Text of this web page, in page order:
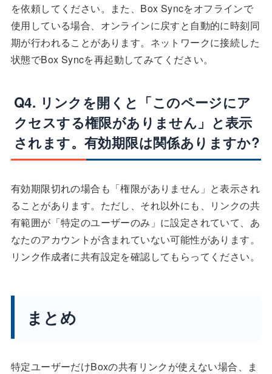
を依頼してください。また、Box Syncをオフラインで
使用している場合、オンラインに戻すと自動的に時刻同
期が行われることがあります。ネットワークに接続した
状態でBox Syncを再起動してみてください。
Q4. リンクを開くと「このページにア
クセスする権限がありません」と表示
されます。有効期限は関係ありますか?
有効期限切れの場合も「権限がありません」と表示され
ることがあります。ただし、それ以外にも、リンクの共
有範囲が「特定のユーザーのみ」に設定されていて、あ
なたのアカウントが含まれていない可能性があります。
リンク作成者に共有設定を確認してもらってください。
まとめ
特定ユーザーだけBoxの共有リンクが使えない場合、ま